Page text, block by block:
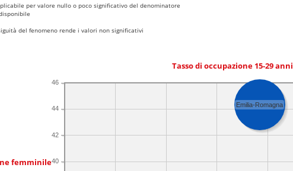
per valore nullo o poco significativo del denominatore
del fenomeno rende i valori non significativi
Tasso di occupazione 15-29 anni
femminile40
42
44
46
Emilia-Romagna